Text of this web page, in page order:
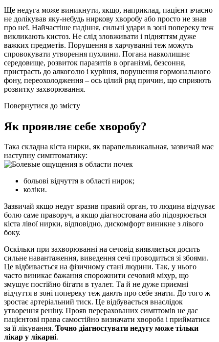
Ще недуга може виникнути, якщо, наприклад, пацієнт вчасно
не долікував яку-небудь ниркову хворобу або просто не знав
про неї. Найчастіше падіння, сильні удари в зоні попереку теж
викликають кистоз. Не слід зловживати і підняттям дуже
важких предметів. Порушення в харчуванні теж можуть
спровокувати утворення пухлини. Погана навколишнє
середовище, розвиток паразитів в організмі, безсоння,
пристрасть до алкоголю і куріння, порушення гормонального
фону, переохолодження – ось цілий ряд причин, що сприяють
розвитку захворювання.
Повернутися до змісту
Як проявляє себе хворобу?
Така складна кіста нирки, як парапельвикальная, зазвичай має
наступну симптоматику:
больові відчуття в області нирок;
коліки.
Зазвичай якщо недуг вразив правий орган, то людина відчуває
болю саме праворуч, а якщо діагностована або підозрюється
кіста лівої нирки, відповідно, дискомфорт виникне з лівого
боку.
Оскільки при захворюванні на сечовід виявляється досить
сильне навантаження, виведення сечі проводиться зі збоями.
Це відбивається на фізичному стані людини. Так, у нього
часто виникає бажання спорожнити сечовий міхур, що
змушує постійно бігати в туалет. Та й не дуже приємні
відчуття в зоні попереку теж дають про себе знати. До того ж
зростає артеріальний тиск. Це відбувається внаслідок
утворення реніну. Прояв перерахованих симптомів не дає
пацієнтові права самостійно визначати хвороба і прийматися
за її лікування. Точно діагностувати недугу може тільки
лікар у лікарні.